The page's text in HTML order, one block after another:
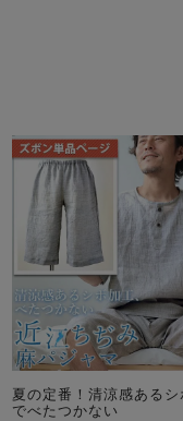
売れ筋ランキング
- Item Ranking -
すべての季
ボー
夏の定番！清涼感あるシ
でべたつかない